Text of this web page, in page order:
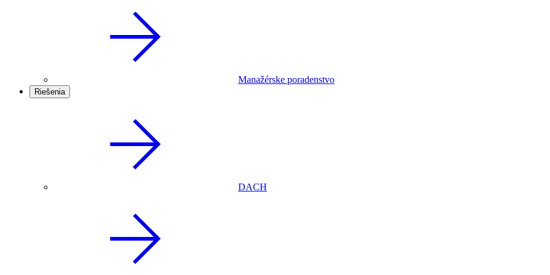
Manažérske poradenstvo
Riešenia
DACH